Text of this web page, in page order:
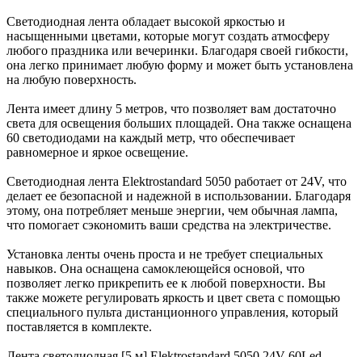
Светодиодная лента обладает высокой яркостью и
насыщенными цветами, которые могут создать атмосферу
любого праздника или вечеринки. Благодаря своей гибкости,
она легко принимает любую форму и может быть установлена
на любую поверхность.
Лента имеет длину 5 метров, что позволяет вам достаточно
света для освещения больших площадей. Она также оснащена
60 светодиодами на каждый метр, что обеспечивает
равномерное и яркое освещение.
Светодиодная лента Elektrostandard 5050 работает от 24V, что
делает ее безопасной и надежной в использовании. Благодаря
этому, она потребляет меньше энергии, чем обычная лампа,
что помогает сэкономить ваши средства на электричестве.
Установка ленты очень проста и не требует специальных
навыков. Она оснащена самоклеющейся основой, что
позволяет легко прикрепить ее к любой поверхности. Вы
также можете регулировать яркость и цвет света с помощью
специального пульта дистанционного управления, который
поставляется в комплекте.